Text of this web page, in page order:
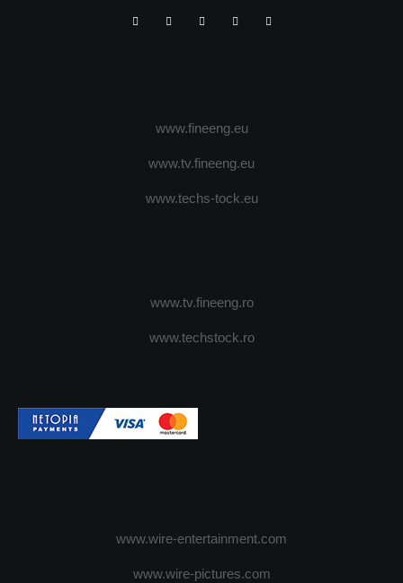
www.fineeng.eu
www.tv.fineeng.eu
www.techs-tock.eu
www.tv.fineeng.ro
www.techstock.ro
www.wire-entertainment.com
www.wire-pictures.com